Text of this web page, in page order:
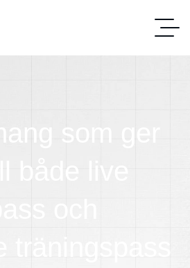
som ger
både live
och
träningspass